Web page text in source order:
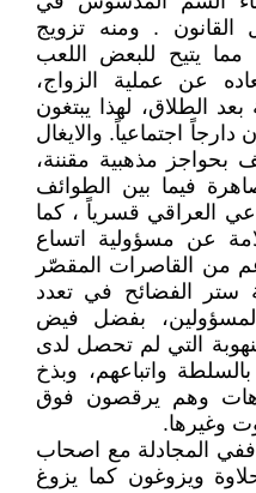
القانون . ومنه تزويج
يتيح للبعض اللعب
عن عملية الزواج،
الطلاق، لهذا يبتغون
اجتماعياً. والايغال
مذهبية مقننة،
فيما بين الطوائف
العراقي قسرياً ، كما
عن مسؤولية اتساع
من القاصرات المقصّر
ستر الفضائح في تعدد
بفضل فيض
التي لم تحصل لدى
واتباعهم، وبذخ
وهم يرقصون فوق
وغيرها.
المجادلة مع اصحاب
ويزوغون كما يزوغ